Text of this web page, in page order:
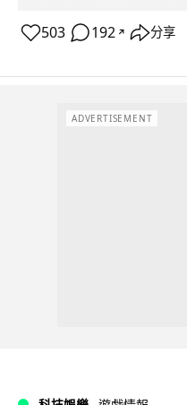
503 192 ↗ 分享
ADVERTISEMENT